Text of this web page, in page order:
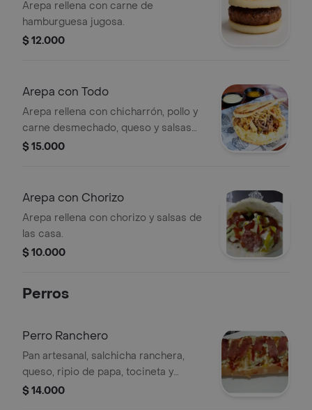
Hamburguesa
Arepa rellena con carne de
hamburguesa jugosa.
$ 12.000
Arepa con Todo
Arepa rellena con chicharrón, pollo y
carne desmechado, queso y salsas
de la casa .
$ 15.000
Arepa con Chorizo
Arepa rellena con chorizo y salsas de
las casa.
$ 10.000
Perros
Perro Ranchero
Pan artesanal, salchicha ranchera,
queso, ripio de papa, tocineta y
lechuga.
$ 14.000